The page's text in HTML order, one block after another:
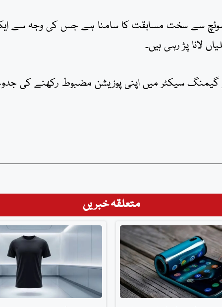
سوئچ سے سخت مسابقت کا سامنا ہے جس کی وجہ سے
لانا پڑ رہی ہیں۔
گیمنگ سیکٹر میں اپنی پوزیشن مضبوط رکھنے کی
متعلقہ خبریں